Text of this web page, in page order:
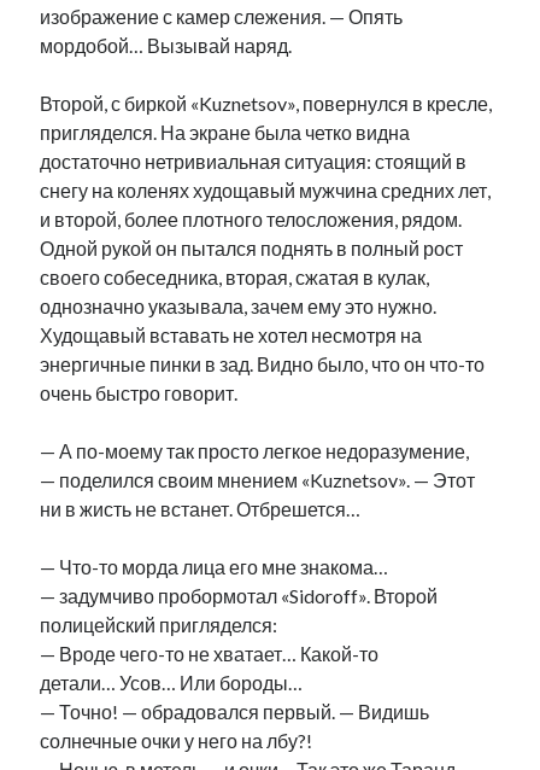
изображение с камер слежения. — Опять
мордобой… Вызывай наряд.
Второй, с биркой «Kuznetsov», повернулся в кресле,
пригляделся. На экране была четко видна
достаточно нетривиальная ситуация: стоящий в
снегу на коленях худощавый мужчина средних лет,
и второй, более плотного телосложения, рядом.
Одной рукой он пытался поднять в полный рост
своего собеседника, вторая, сжатая в кулак,
однозначно указывала, зачем ему это нужно.
Худощавый вставать не хотел несмотря на
энергичные пинки в зад. Видно было, что он что-то
очень быстро говорит.
— А по-моему так просто легкое недоразумение,
— поделился своим мнением «Kuznetsov». — Этот
ни в жисть не встанет. Отбрешется…
— Что-то морда лица его мне знакома…
— задумчиво пробормотал «Sidoroff». Второй
полицейский пригляделся:
— Вроде чего-то не хватает… Какой-то
детали… Усов… Или бороды…
— Точно! — обрадовался первый. — Видишь
солнечные очки у него на лбу?!